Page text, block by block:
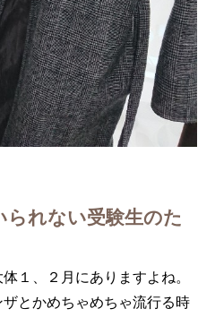
れない受験生のた
１、２月にありますよね。
とかめちゃめちゃ流行る時